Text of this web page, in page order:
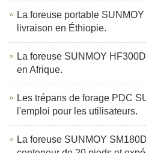
La foreuse portable
livraison en Éthiopie.
La foreuse SUNMOY
en Afrique.
Les trépans de forage PDC
l'emploi pour les utilisateurs.
La foreuse SUNMOY